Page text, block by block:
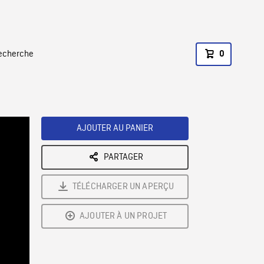
0
AJOUTER AU PANIER
PARTAGER
TÉLÉCHARGER UN APERÇU
AJOUTER À UN PROJET